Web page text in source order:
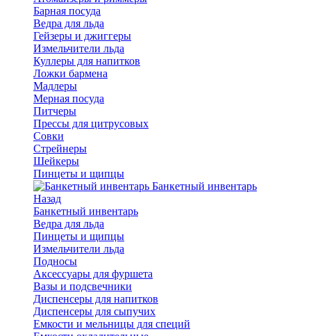
Барная посуда
Ведра для льда
Гейзеры и джиггеры
Измельчители льда
Куллеры для напитков
Ложки бармена
Мадлеры
Мерная посуда
Питчеры
Прессы для цитрусовых
Совки
Стрейнеры
Шейкеры
Пинцеты и щипцы
Банкетный инвентарь
Назад
Банкетный инвентарь
Ведра для льда
Пинцеты и щипцы
Измельчители льда
Подносы
Аксессуары для фуршета
Вазы и подсвечники
Диспенсеры для напитков
Диспенсеры для сыпучих
Емкости и мельницы для специй